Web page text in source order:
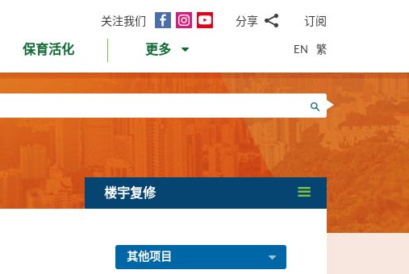
关注我们
面
InstagramYouTube分享
邮WhatsApp
微
信
面
书Twitter
LinkedIn
微
订阅
保育活化 更多 EN 繁
搜寻
楼宇复修
其他项目